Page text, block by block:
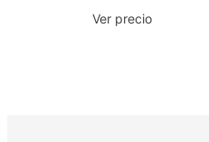
Ver precio